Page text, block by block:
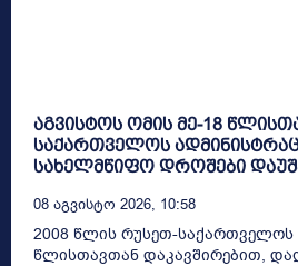
აგვისტოს ომის მე-18
საქართველოს
სახელმწიფო დროშები
08 Აგვისტო 2026, 10:58
2008 წლის რუსეთ-საქართველოს
წლისთავთან დაკავშირებით,